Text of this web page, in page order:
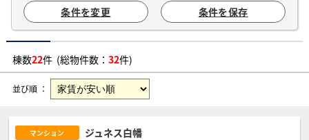
条件を変更
条件を保存
棟数22件 (総物件数： 32件)
並び順 ：
マンション ジュネス白幡